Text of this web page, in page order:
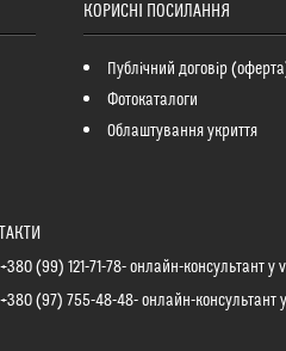
КОРИСНІ ПОСИЛАННЯ
Публічний договір
Фотокаталоги
Облаштування укриття
+380 (99) 121-71-78 онлайн-консультант у
+380 (97) 755-48-48 онлайн-консультант